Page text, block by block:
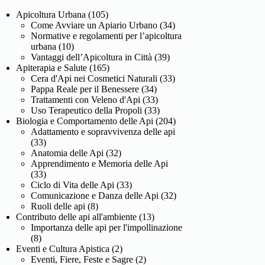
Apicoltura Urbana (105)
Come Avviare un Apiario Urbano (34)
Normative e regolamenti per l’apicoltura
urbana (10)
Vantaggi dell’Apicoltura in Città (39)
Apiterapia e Salute (165)
Cera d'Api nei Cosmetici Naturali (33)
Pappa Reale per il Benessere (34)
Trattamenti con Veleno d'Api (33)
Uso Terapeutico della Propoli (33)
Biologia e Comportamento delle Api (204)
Adattamento e sopravvivenza delle api
(33)
Anatomia delle Api (32)
Apprendimento e Memoria delle Api
(33)
Ciclo di Vita delle Api (33)
Comunicazione e Danza delle Api (32)
Ruoli delle api (8)
Contributo delle api all'ambiente (13)
Importanza delle api per l'impollinazione
(8)
Eventi e Cultura Apistica (2)
Eventi, Fiere, Feste e Sagre (2)